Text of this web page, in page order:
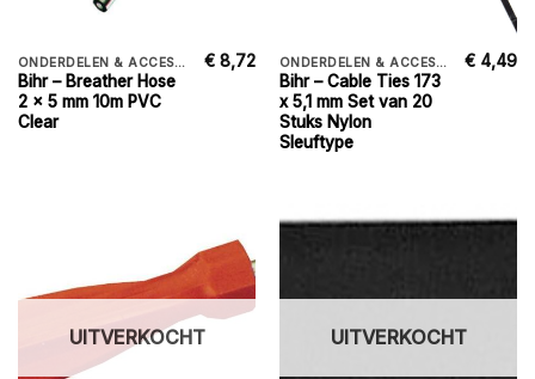
ONDERDELEN & ACCESSORIES
Bihr – Breather Hose
2 x 5 mm 10m PVC
Clear
€ 8,72 ONDERDELEN & ACCESSORIES
Bihr – Cable Ties 173
x 5,1 mm Set van 20
Stuks Nylon
Sleuftype
€ 4,49
UITVERKOCHT UITVERKOCHT